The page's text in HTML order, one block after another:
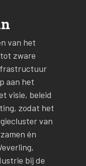
van het
zware
aan het
visie, beleid
zodat het
van
én
bij de